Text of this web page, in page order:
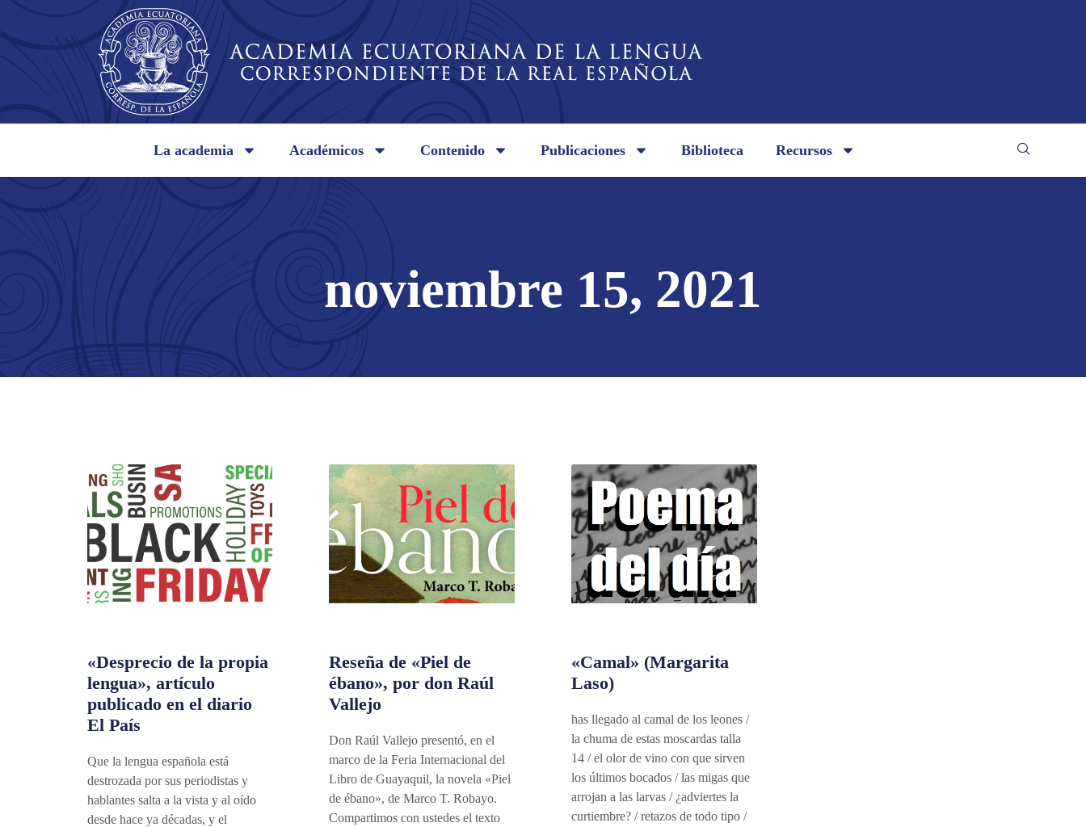
La academia Académicos Contenido Publicaciones Biblioteca Recursos
noviembre 15, 2021
«Desprecio de la propia
lengua», artículo
publicado en el diario
El País
Que la lengua española está
destrozada por sus periodistas y
hablantes salta a la vista y al oído
desde hace ya décadas, y el
Reseña de «Piel de
ébano», por don Raúl
Vallejo
Don Raúl Vallejo presentó, en el
marco de la Feria Internacional del
Libro de Guayaquil, la novela «Piel
de ébano», de Marco T. Robayo.
Compartimos con ustedes el texto
«Camal» (Margarita
Laso)
has llegado al camal de los leones /
la chuma de estas moscardas talla
14 / el olor de vino con que sirven
los últimos bocados / las migas que
arrojan a las larvas / ¿adviertes la
curtiembre? / retazos de todo tipo /